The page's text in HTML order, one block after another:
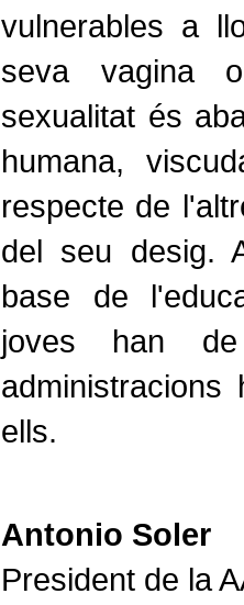
vulnerables a
seva vagina
sexualitat és
humana,
respecte de
del seu desig.
base de
joves han
ells.
Antonio Soler
President de la